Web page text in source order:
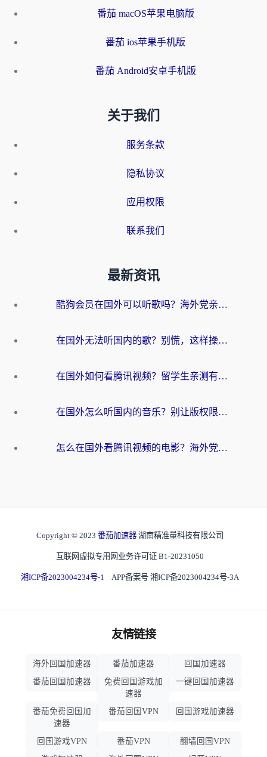
番茄 macOS苹果电脑版
番茄 ios苹果手机版
番茄 Android安卓手机版
关于我们
服务条款
隐私协议
应用权限
联系我们
最新资讯
酷狗会员在国外可以听歌吗？海外党亲测有效：3步解决音乐权限难题
在国外无法听国内的歌？别慌，这样操作就能畅听QQ音乐（附亲测加速器推荐）
在国外如何看腾讯视频？留学生亲测有效的回国加速方案
在国外怎么听国内的音乐？别让版权限制断了你的华语歌单
怎么在国外看腾讯视频的电影？海外党亲测有效的回国加速指南
Copyright © 2023 番茄加速器 湖南精准量科技有限公司
互联网虚拟专用网业务许可证 B1-20231050
湘ICP备2023004234号-1 APP备案号 湘ICP备2023004234号-3A
友情链接
海外回国加速器 番茄加速器
回国加速器
番茄回国加速器
免费回国游戏加
速器
一键回国加速器
番茄免费回国加
速器
番茄回国VPN 回国游戏加速器
回国游戏VPN 番茄VPN
翻墙回国VPN